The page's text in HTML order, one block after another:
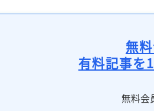
無
有料記事を
無料会